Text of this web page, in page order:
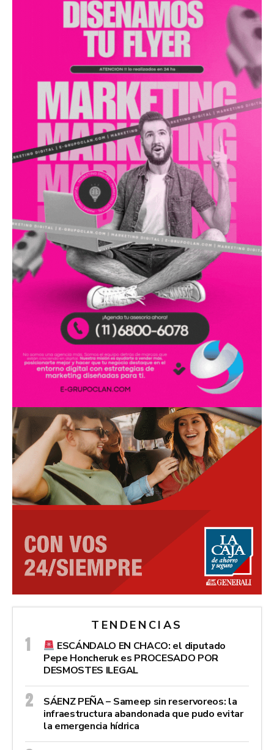
TENDENCIAS
ESCÁNDALO EN CHACO: el diputado
Pepe Honcheruk es PROCESADO POR
DESMOSTES ILEGAL
SÁENZ PEÑA – Sameep sin reservoreos: la
infraestructura abandonada que pudo evitar
la emergencia hídrica